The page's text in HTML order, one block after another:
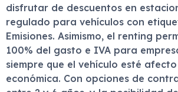
disfrutar de descuentos en
regulado para vehículos con
Emisiones. Asimismo, el renting
100% del gasto e IVA para
siempre que el vehículo esté
económica. Con opciones de